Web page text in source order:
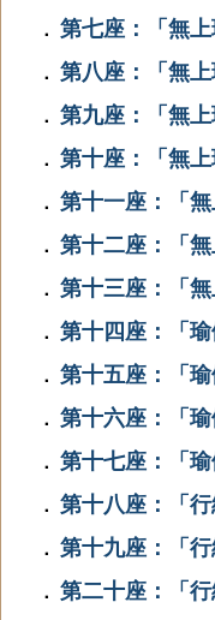
． 第七座：「無
． 第八座：「無
． 第九座：「無
． 第十座：「無
． 第十一座：「
． 第十二座：「
． 第十三座：「
． 第十四座：「
． 第十五座：「
． 第十六座：「
． 第十七座：「
． 第十八座：「
． 第十九座：「
． 第二十座：「